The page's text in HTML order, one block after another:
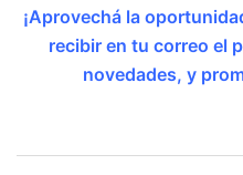
¡Aprovechá la
recibir en tu correo el
novedades, y